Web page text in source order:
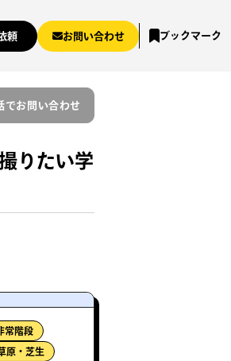
頼 お問い合わせ ブックマーク
りたい学
常階段
原・芝生
でお問い合わせ